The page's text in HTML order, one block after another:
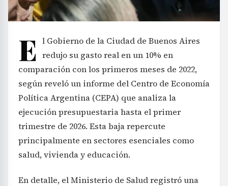
E l Gobierno de la Ciudad de Buenos Aires
redujo su gasto real en un 10% en
comparación con los primeros meses de 2022,
según reveló un informe del Centro de Economía
Política Argentina (CEPA) que analiza la
ejecución presupuestaria hasta el primer
trimestre de 2026. Esta baja repercute
principalmente en sectores esenciales como
salud, vivienda y educación.
En detalle, el Ministerio de Salud registró una